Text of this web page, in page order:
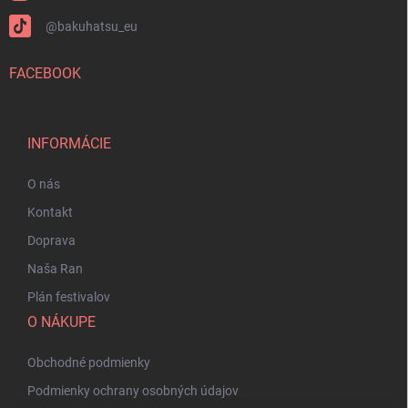
@bakuhatsu_eu
FACEBOOK
INFORMÁCIE
O nás
Kontakt
Doprava
Naša Ran
Plán festivalov
O NÁKUPE
Obchodné podmienky
Podmienky ochrany osobných údajov